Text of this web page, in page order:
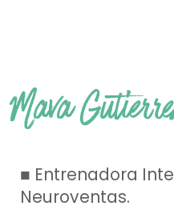
Mava
■ Entrenadora
Neuroventas.